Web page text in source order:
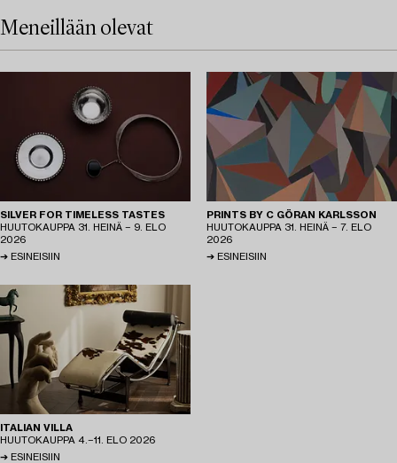
Meneillään olevat
SILVER FOR TIMELESS TASTES
HUUTOKAUPPA 31. HEINÄ − 9. ELO
2026
ESINEISIIN
PRINTS BY C GÖRAN KARLSSON
HUUTOKAUPPA 31. HEINÄ − 7. ELO
2026
ESINEISIIN
ITALIAN VILLA
HUUTOKAUPPA 4.−11. ELO 2026
ESINEISIIN